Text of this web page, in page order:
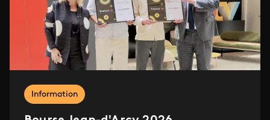
Information